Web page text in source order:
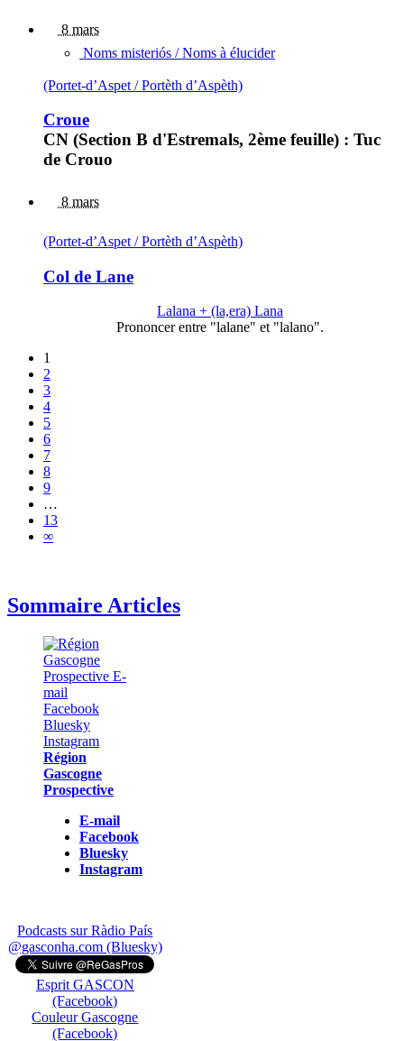
8 mars
Noms misteriós / Noms à élucider
(Portet-d’Aspet / Portèth d’Aspèth)
Croue
CN (Section B d'Estremals, 2ème feuille) : Tuc
de Crouo
8 mars
(Portet-d’Aspet / Portèth d’Aspèth)
Col de Lane
Lalana + (la,era) Lana
Prononcer entre "lalane" et "lalano".
1
2
3
4
5
6
7
8
9
…
13
∞
Sommaire Articles
Région
Gascogne
Prospective
E-mail
Facebook
Bluesky
Instagram
Podcasts sur Ràdio País
@gasconha.com (Bluesky)
Esprit GASCON
(Facebook)
Couleur Gascogne
(Facebook)